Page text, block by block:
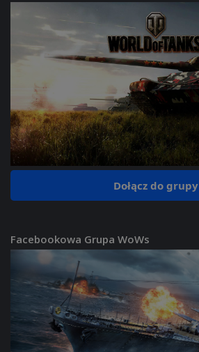
Dołącz do grupy
Facebookowa Grupa WoWs